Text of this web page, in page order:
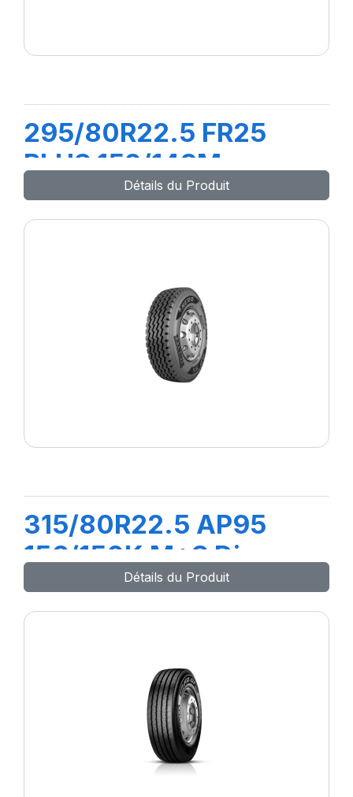
295/80R22.5 FR25
PLUS 152/148M
Détails du Produit
315/80R22.5 AP95
156/150K M+S Diam
Nero PlusDétails du Produit